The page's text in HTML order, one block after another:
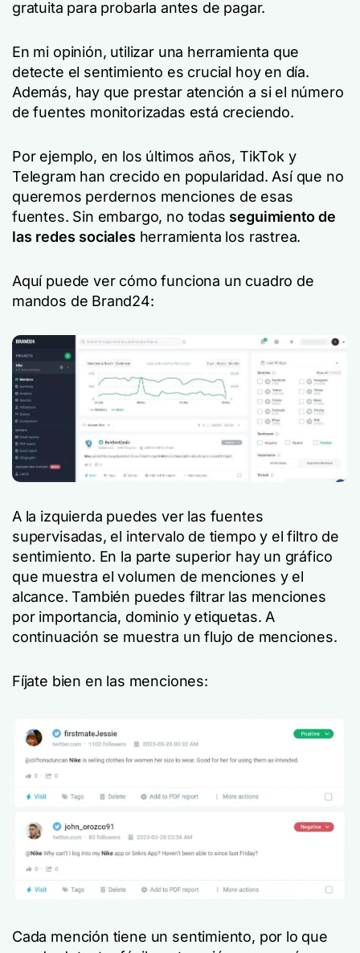
gratuita para probarla antes de pagar.
En mi opinión, utilizar una herramienta que
detecte el sentimiento es crucial hoy en día.
Además, hay que prestar atención a si el número
de fuentes monitorizadas está creciendo.
Por ejemplo, en los últimos años, TikTok y
Telegram han crecido en popularidad. Así que no
queremos perdernos menciones de esas
fuentes. Sin embargo, no todas seguimiento de
las redes sociales herramienta los rastrea.
Aquí puede ver cómo funciona un cuadro de
mandos de Brand24:
A la izquierda puedes ver las fuentes
supervisadas, el intervalo de tiempo y el filtro de
sentimiento. En la parte superior hay un gráfico
que muestra el volumen de menciones y el
alcance. También puedes filtrar las menciones
por importancia, dominio y etiquetas. A
continuación se muestra un flujo de menciones.
Fíjate bien en las menciones:
Cada mención tiene un sentimiento, por lo que